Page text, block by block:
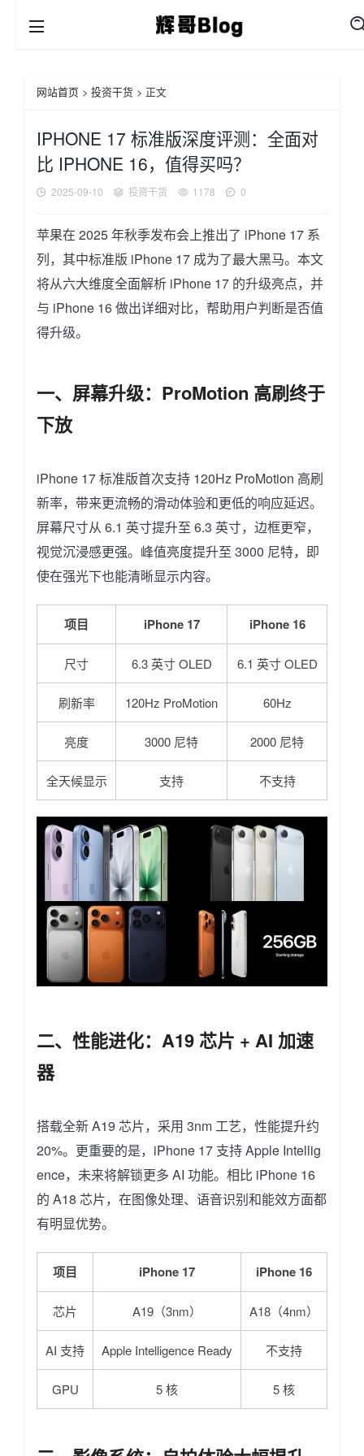
网站首页 > 投资干货 > 正文
IPHONE 17 标准版深度评测：全面对
比 IPHONE 16，值得买吗？
2025-09-10 投资干货 1178 0
苹果在 2025 年秋季发布会上推出了 iPhone 17 系
列，其中标准版 iPhone 17 成为了最大黑马。本文
将从六大维度全面解析 iPhone 17 的升级亮点，并
与 iPhone 16 做出详细对比，帮助用户判断是否值
得升级。
一、屏幕升级：ProMotion 高刷终于
下放
iPhone 17 标准版首次支持 120Hz ProMotion 高刷
新率，带来更流畅的滑动体验和更低的响应延迟。
屏幕尺寸从 6.1 英寸提升至 6.3 英寸，边框更窄，
视觉沉浸感更强。峰值亮度提升至 3000 尼特，即
使在强光下也能清晰显示内容。
项目 iPhone 17 iPhone 16
尺寸 6.3 英寸 OLED 6.1 英寸 OLED
刷新率 120Hz ProMotion 60Hz
亮度 3000 尼特 2000 尼特
全天候显示 支持 不支持
二、性能进化：A19 芯片 + AI 加速
器
搭载全新 A19 芯片，采用 3nm 工艺，性能提升约
20%。更重要的是，iPhone 17 支持 Apple Intellig
ence，未来将解锁更多 AI 功能。相比 iPhone 16
的 A18 芯片，在图像处理、语音识别和能效方面都
有明显优势。
项目 iPhone 17 iPhone 16
芯片 A19（3nm） A18（4nm）
AI 支持 Apple Intelligence Ready 不支持
GPU 5 核 5 核